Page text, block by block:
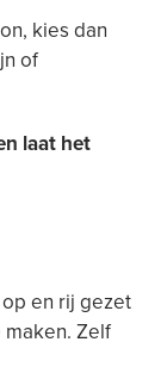
kies dan
of
laat het
en rij gezet
Zelf